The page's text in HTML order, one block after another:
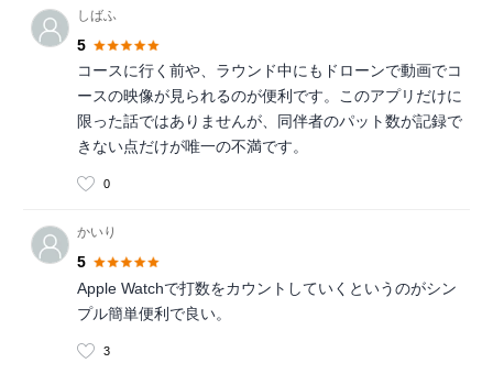
しばふ
5
コースに行く前や、ラウンド中にもドローンで動画でコ
ースの映像が見られるのが便利です。このアプリだけに
限った話ではありませんが、同伴者のパット数が記録で
きない点だけが唯一の不満です。
0
かいり
5
Apple Watchで打数をカウントしていくというのがシン
プル簡単便利で良い。
3